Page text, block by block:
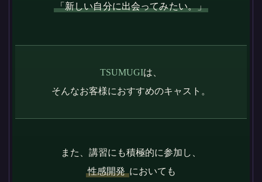
「新しい自分に出会ってみたい。」
TSUMUGIは、
そんなお客様におすすめのキャスト。
また、講習にも積極的に参加し、
性感開発 においても